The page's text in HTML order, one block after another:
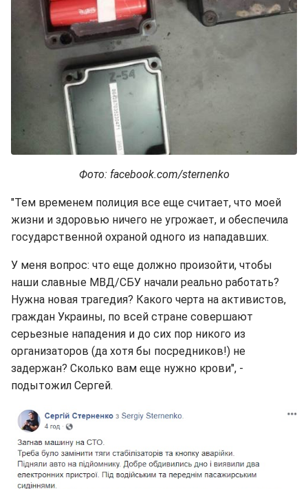
Фото: facebook.com/sternenko
"Тем временем полиция все еще считает, что моей
жизни и здоровью ничего не угрожает, и обеспечила
государственной охраной одного из нападавших.
У меня вопрос: что еще должно произойти, чтобы
наши славные МВД/СБУ начали реально работать?
Нужна новая трагедия? Какого черта на активистов,
граждан Украины, по всей стране совершают
серьезные нападения и до сих пор никого из
организаторов (да хотя бы посредников!) не
задержан? Сколько вам еще нужно крови", -
подытожил Сергей.